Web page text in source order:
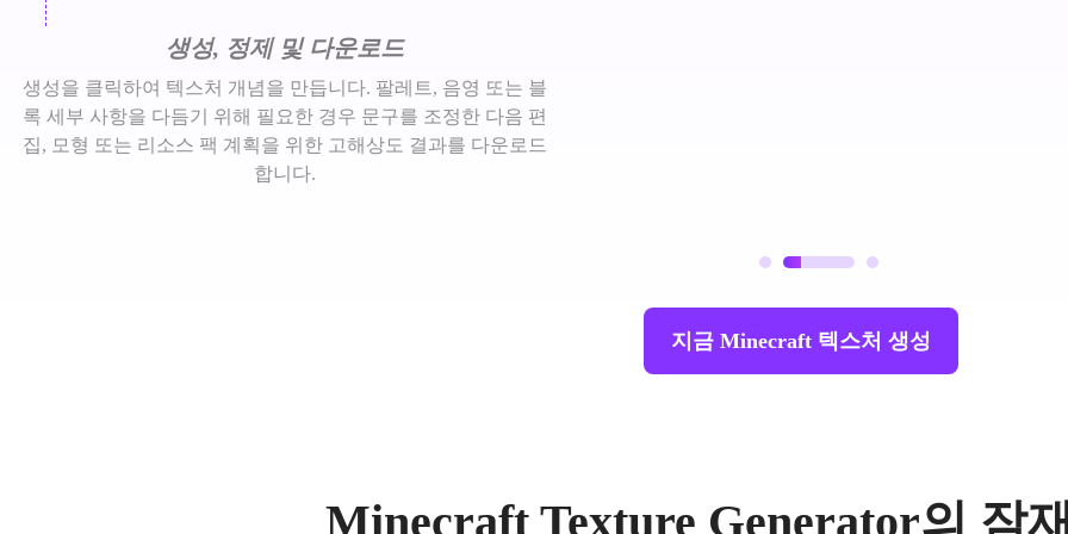
생성, 정제 및 다운로드
생성을 클릭하여 텍스처 개념을 만듭니다. 팔레트, 음영 또는 블
록 세부 사항을 다듬기 위해 필요한 경우 문구를 조정한 다음 편
집, 모형 또는 리소스 팩 계획을 위한 고해상도 결과를 다운로드
합니다.
지금 Minecraft 텍스처 생성
Minecraft Texture Generator의 잠